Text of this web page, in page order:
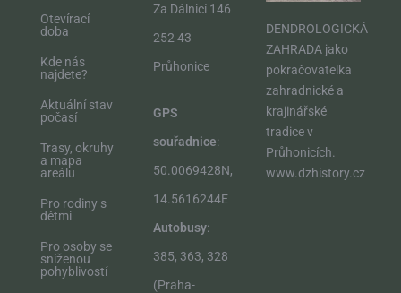
Otevírací
doba
Kde nás
najdete?
Aktuální stav
počasí
Trasy, okruhy
a mapa
areálu
Pro rodiny s
dětmi
Pro osoby se
sníženou
pohyblivostí
Za Dálnicí 146
252 43
Průhonice
GPS
souřadnice:
50.0069428N,
14.5616244E
Autobusy:
385, 363, 328
(Praha-
DENDROLOGICKÁ
ZAHRADA jako
pokračovatelka
zahradnické a
krajinářské
tradice v
Průhonicích.​
www.dzhistory.cz